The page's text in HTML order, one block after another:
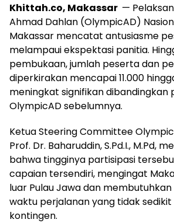
Khittah.co, Makassar —
Ahmad Dahlan (OlympicAD)
Makassar mencatat antusiasme
melampaui ekspektasi panitia.
pembukaan, jumlah peserta dan
diperkirakan mencapai 11.000
meningkat signifikan dibandingkan
OlympicAD sebelumnya.
Ketua Steering Committee
Prof. Dr. Baharuddin, S.Pd.I., M.Pd,
bahwa tingginya partisipasi
capaian tersendiri, mengingat
luar Pulau Jawa dan
waktu perjalanan yang tidak
kontingen.